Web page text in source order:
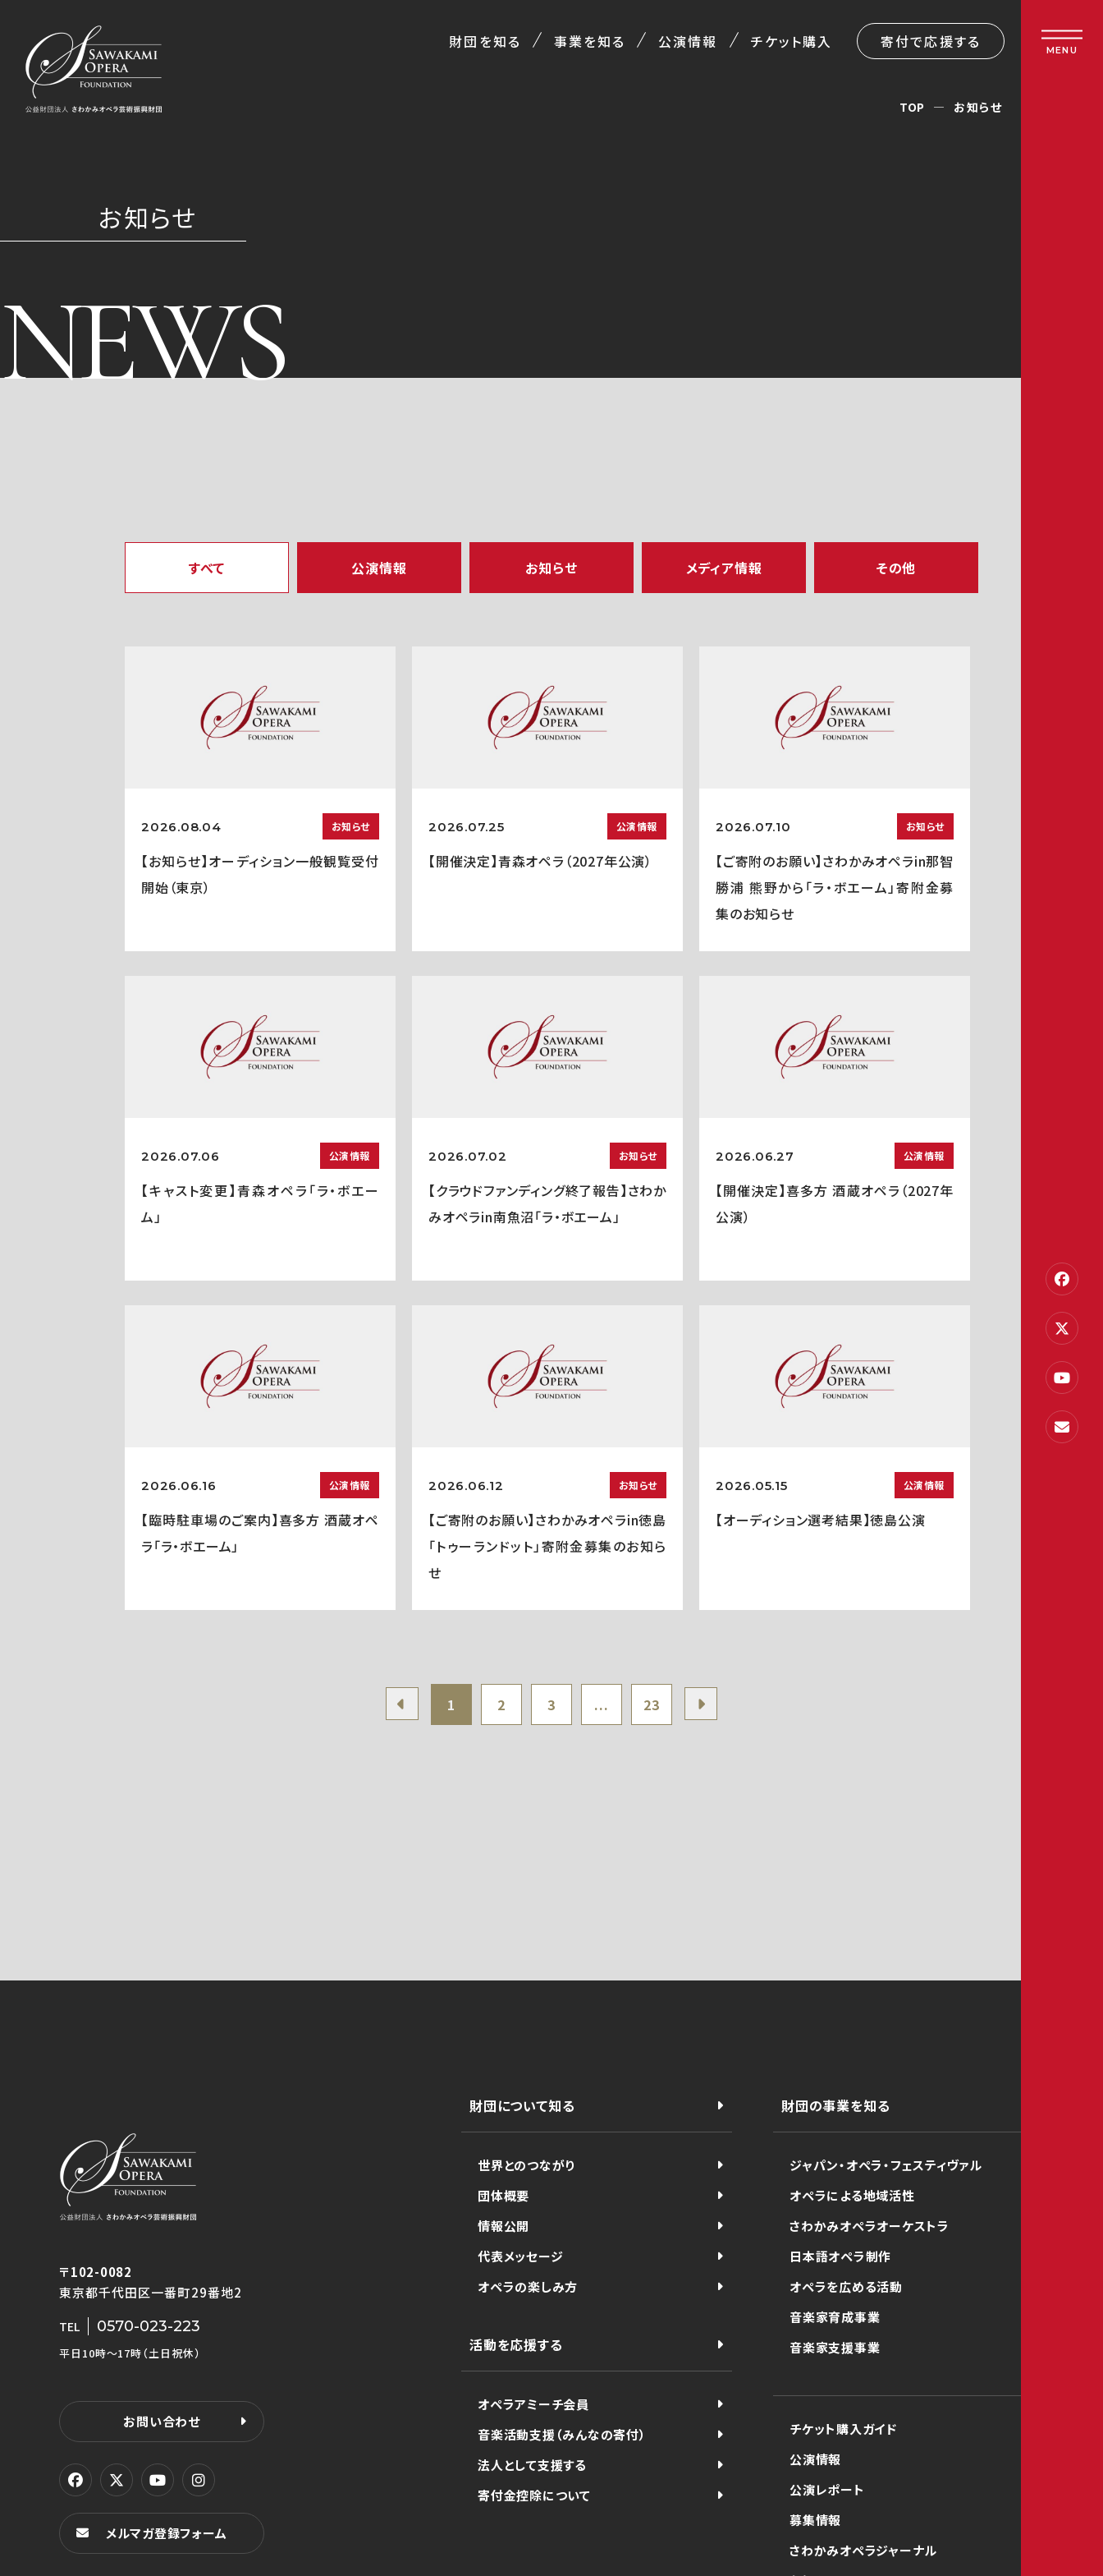
財団を知る 事業を知る 公演情報 チケット購入 寄付で応援する MENU
お知らせ
NEWS
TOP お知らせ
すべて 公演情報 お知らせ メディア情報 その他
2026.08.04 お知らせ
【お知らせ】オーディション一般観覧受付
開始（東京）
2026.07.25 公演情報
【開催決定】青森オペラ（2027年公演）
2026.07.10 お知らせ
【ご寄附のお願い】さわかみオペラin那智
勝浦 熊野から「ラ・ボエーム」寄附金募
集のお知らせ
2026.07.06 公演情報
【キャスト変更】青森オペラ「ラ・ボエー
ム」
2026.07.02 お知らせ
【クラウドファンディング終了報告】さわか
みオペラin南魚沼「ラ・ボエーム」
2026.06.27 公演情報
【開催決定】喜多方 酒蔵オペラ（2027年
公演）
2026.06.16 公演情報
【臨時駐車場のご案内】喜多方 酒蔵オペ
ラ「ラ・ボエーム」
2026.06.12 お知らせ
【ご寄附のお願い】さわかみオペラin徳島
「トゥーランドット」寄附金募集のお知ら
せ
2026.05.15 公演情報
【オーディション選考結果】徳島公演
1 2 3 ... 23
〒102-0082
東京都千代田区一番町29番地2
TEL 0570-023-223
平日10時〜17時（土日祝休）
お問い合わせ
メルマガ登録フォーム
財団について知る
世界とのつながり
団体概要
情報公開
代表メッセージ
オペラの楽しみ方
活動を応援する
オペラアミーチ会員
音楽活動支援（みんなの寄付）
法人として支援する
寄付金控除について
財団の事業を知る
ジャパン・オペラ・フェスティヴァル
オペラによる地域活性
さわかみオペラオーケストラ
日本語オペラ制作
オペラを広める活動
音楽家育成事業
音楽家支援事業
チケット購入ガイド
公演情報
公演レポート
募集情報
さわかみオペラジャーナル